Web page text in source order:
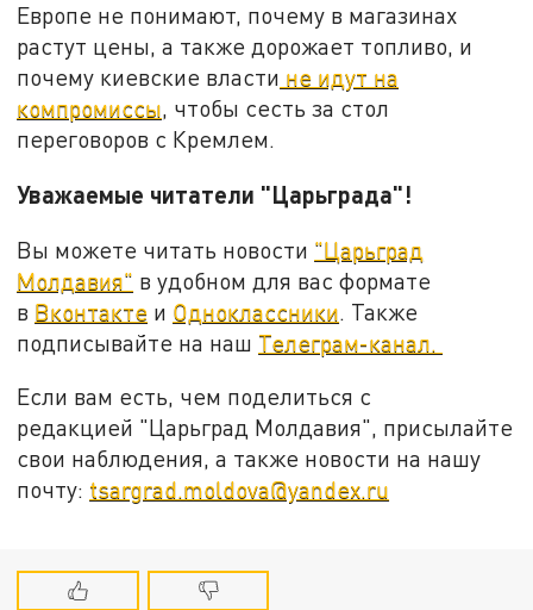
Европе не понимают, почему в магазинах
растут цены, а также дорожает топливо, и
почему киевские власти не идут на
компромиссы, чтобы сесть за стол
переговоров с Кремлем.
Уважаемые читатели "Царьграда"!
Вы можете читать новости "Царьград
Молдавия" в удобном для вас формате
в Вконтакте и Одноклассники. Также
подписывайте на наш Телеграм-канал.
Если вам есть, чем поделиться с
редакцией "Царьград Молдавия", присылайте
свои наблюдения, а также новости на нашу
почту: tsargrad.moldova@yandex.ru